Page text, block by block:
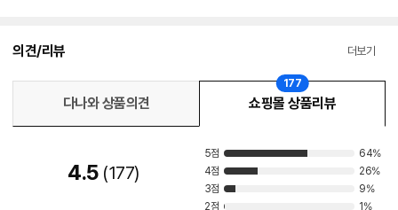
의견/리뷰 더보기
다나와 상품의견 쇼핑몰 상품리뷰
177
4.5 177
5점
64%
4점
26%
3점
9%
2점
1%